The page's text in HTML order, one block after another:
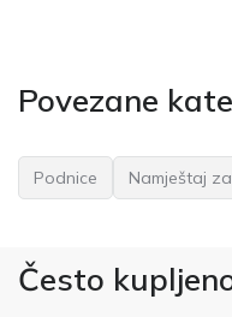
Povezane
Podnice Namještaj
Često